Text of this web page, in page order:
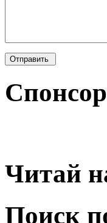
Читай
Поиск